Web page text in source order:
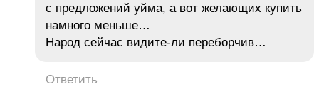
с предложений уйма, а вот желающих купить
намного меньше…
Народ сейчас видите-ли переборчив…
Ответить